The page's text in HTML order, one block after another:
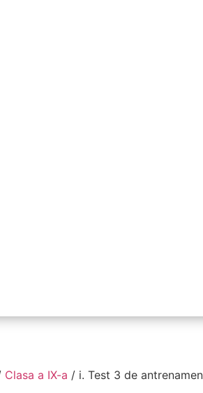
Clasa a IX-a / i. Test 3 de